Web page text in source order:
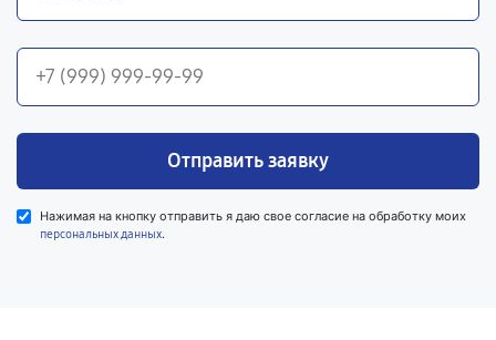
Отправить заявку
Нажимая на кнопку отправить я даю свое согласие на обработку моих
персональных данных.